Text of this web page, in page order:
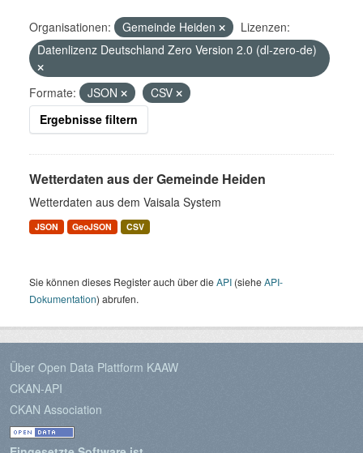
Organisationen: Gemeinde Heiden
Lizenzen:
Datenlizenz Deutschland Zero Version 2.0 (dl-zero-de)
Formate: JSON
CSV
Ergebnisse filtern
Wetterdaten aus der Gemeinde Heiden
Wetterdaten aus dem Vaisala System
JSON GeoJSON CSV
Sie können dieses Register auch über dieAPI (sieheAPI-
Dokumentation) abrufen.
Über Open Data Plattform KAAW
CKAN-API
CKAN Association